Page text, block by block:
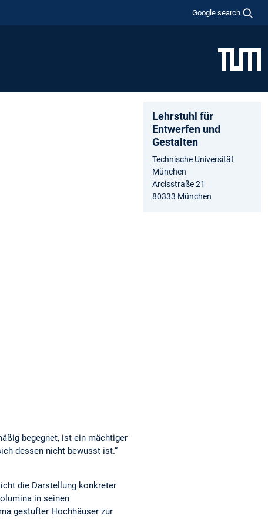
Google search
begegnet, ist ein mächtiger
dessen nicht bewusst ist.“
die Darstellung konkreter
in seinen
gestufter Hochhäuser zur
Lehrstuhl für
Entwerfen und
Gestalten
Technische Universität
München
Arcisstraße 21
80333 München